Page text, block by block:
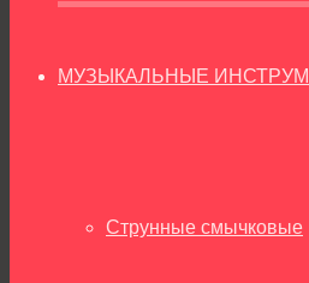
МУЗЫКАЛЬНЫЕ
Струнные смычковые